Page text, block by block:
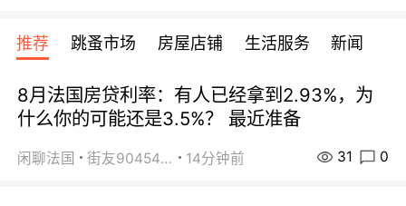
宾馆 108欧/天起
全程756欧/位
欧/天起 ~包拼房
每周铁发！
推荐 跳蚤市场 房屋店铺 生活服务 新闻
8月法国房贷利率：有人已经拿到2.93%，为
什么你的可能还是3.5%？ 最近准备
闲聊法国 街友90454511 14分钟前 31 0